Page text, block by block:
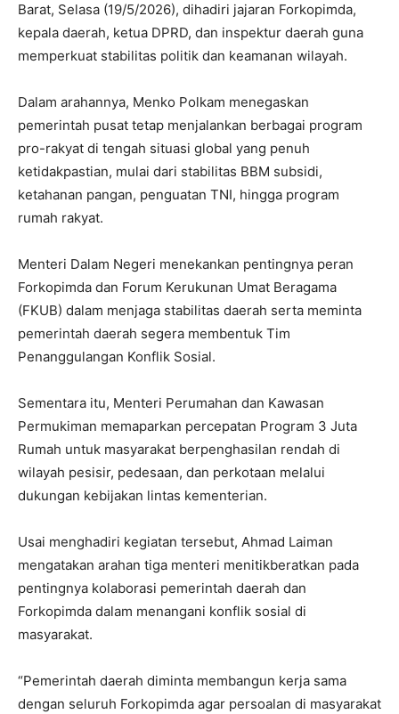
Barat, Selasa (19/5/2026), dihadiri jajaran Forkopimda,
kepala daerah, ketua DPRD, dan inspektur daerah guna
memperkuat stabilitas politik dan keamanan wilayah.
Dalam arahannya, Menko Polkam menegaskan
pemerintah pusat tetap menjalankan berbagai program
pro-rakyat di tengah situasi global yang penuh
ketidakpastian, mulai dari stabilitas BBM subsidi,
ketahanan pangan, penguatan TNI, hingga program
rumah rakyat.
Menteri Dalam Negeri menekankan pentingnya peran
Forkopimda dan Forum Kerukunan Umat Beragama
(FKUB) dalam menjaga stabilitas daerah serta meminta
pemerintah daerah segera membentuk Tim
Penanggulangan Konflik Sosial.
Sementara itu, Menteri Perumahan dan Kawasan
Permukiman memaparkan percepatan Program 3 Juta
Rumah untuk masyarakat berpenghasilan rendah di
wilayah pesisir, pedesaan, dan perkotaan melalui
dukungan kebijakan lintas kementerian.
Usai menghadiri kegiatan tersebut, Ahmad Laiman
mengatakan arahan tiga menteri menitikberatkan pada
pentingnya kolaborasi pemerintah daerah dan
Forkopimda dalam menangani konflik sosial di
masyarakat.
“Pemerintah daerah diminta membangun kerja sama
dengan seluruh Forkopimda agar persoalan di masyarakat